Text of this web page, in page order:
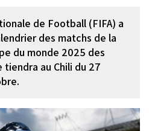
de Football (FIFA) a
des matchs de la
du monde 2025 des
tiendra au Chili du 27